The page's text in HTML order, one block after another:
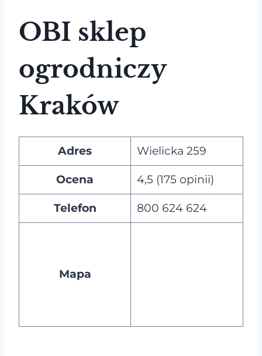
OBI sklep
ogrodniczy
Kraków
Adres Wielicka 259
Ocena 4,5 (175 opinii)
Telefon 800 624 624
Mapa